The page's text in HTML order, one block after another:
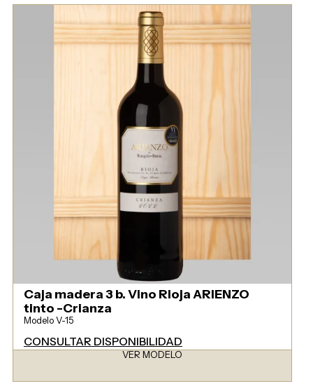
Caja madera 3 b. Vino Rioja ARIENZO
tinto -Crianza
Modelo V-15
CONSULTAR DISPONIBILIDAD
VER MODELO